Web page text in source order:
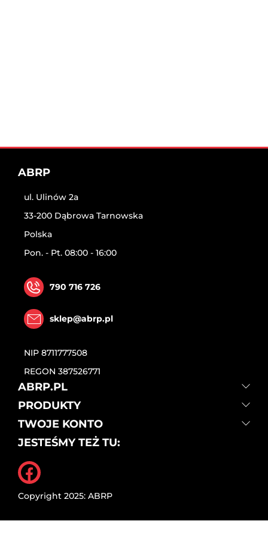
ABRP
ul. Ulinów 2a
33-200 Dąbrowa Tarnowska
Polska
Pon. - Pt. 08:00 - 16:00
790 716 726
sklep@abrp.pl
NIP 8711777508
REGON 387526771
ABRP.PL
PRODUKTY
TWOJE KONTO
JESTEŚMY TEŻ TU:
Copyright 2025: ABRP